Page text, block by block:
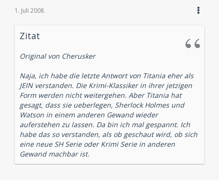
1. Juli 2008
Zitat
Original von Cherusker
Naja, ich habe die letzte Antwort von Titania eher als
JEIN verstanden. Die Krimi-Klassiker in ihrer jetzigen
Form werden nicht weitergehen. Aber Titania hat
gesagt, dass sie ueberlegen, Sherlock Holmes und
Watson in einem anderen Gewand wieder
auferstehen zu lassen. Da bin ich mal gespannt. Ich
habe das so verstanden, als ob geschaut wird, ob sich
eine neue SH Serie oder Krimi Serie in anderen
Gewand machbar ist.